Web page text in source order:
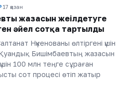
17 қазан
жазасын жеңілдетуге
әйел сотқа тартылды
Нүкенованы өлтіргені үшін
Бишімбаевтың жазасын
100 млн теңге сұраған
сот процесі өтіп жатыр